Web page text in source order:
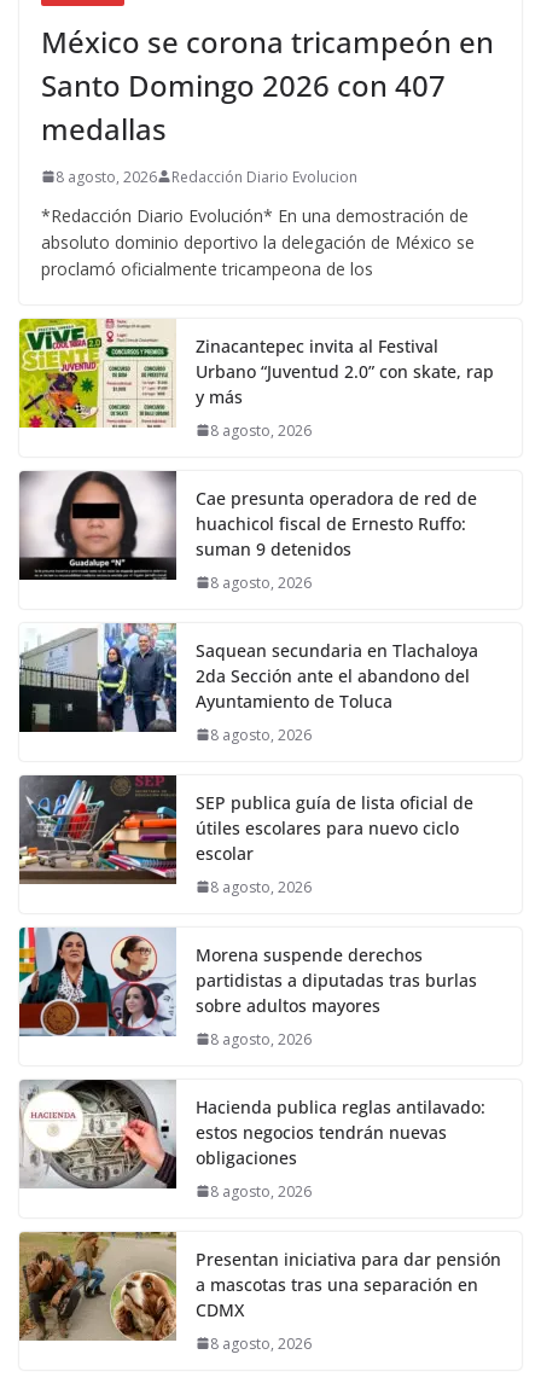
México se corona tricampeón en
Santo Domingo 2026 con 407
medallas
8 agosto, 2026 Redacción Diario Evolucion
*Redacción Diario Evolución* En una demostración de
absoluto dominio deportivo la delegación de México se
proclamó oficialmente tricampeona de los
Zinacantepec invita al Festival
Urbano “Juventud 2.0” con skate, rap
y más
8 agosto, 2026
Cae presunta operadora de red de
huachicol fiscal de Ernesto Ruffo:
suman 9 detenidos
8 agosto, 2026
Saquean secundaria en Tlachaloya
2da Sección ante el abandono del
Ayuntamiento de Toluca
8 agosto, 2026
SEP publica guía de lista oficial de
útiles escolares para nuevo ciclo
escolar
8 agosto, 2026
Morena suspende derechos
partidistas a diputadas tras burlas
sobre adultos mayores
8 agosto, 2026
Hacienda publica reglas antilavado:
estos negocios tendrán nuevas
obligaciones
8 agosto, 2026
Presentan iniciativa para dar pensión
a mascotas tras una separación en
CDMX
8 agosto, 2026